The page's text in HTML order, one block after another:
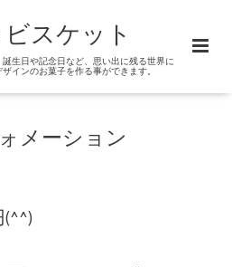
スケット
誕生日や記念日など、思い出に残る世界に
インのお菓子を作る事ができます。
メーション
(^^)